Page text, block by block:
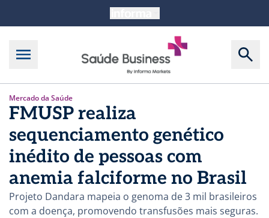
Mercado da Saúde
FMUSP realiza
sequenciamento genético
inédito de pessoas com
anemia falciforme no Brasil
Projeto Dandara mapeia o genoma de 3 mil brasileiros
com a doença, promovendo transfusões mais seguras.